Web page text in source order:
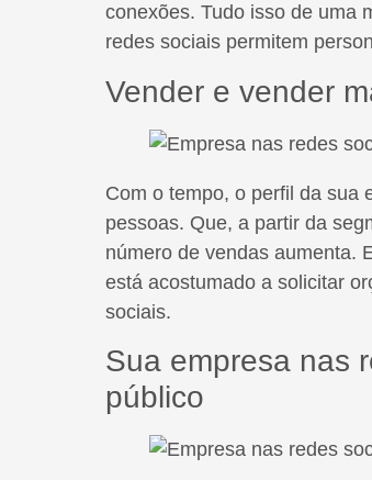
conexões. Tudo isso de uma
redes sociais permitem
Vender e vender
Com o tempo, o perfil da sua
pessoas. Que, a partir da
número de vendas aumenta.
está acostumado a solicitar
sociais.
Sua empresa nas
público